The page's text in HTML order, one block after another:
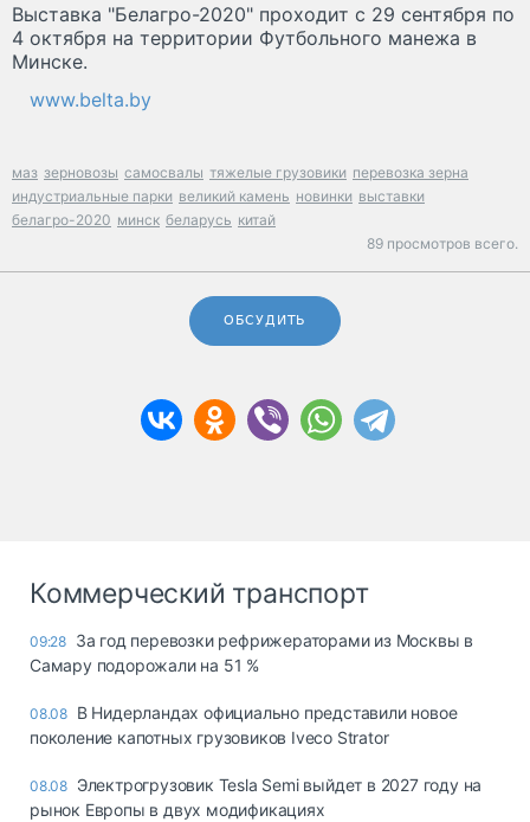
Выставка "Белагро-2020" проходит с 29 сентября по
4 октября на территории Футбольного манежа в
Минске.
www.belta.by
маз зерновозы самосвалы тяжелые грузовики перевозка зерна
индустриальные парки великий камень новинки выставки
белагро-2020 минск беларусь китай
89 просмотров всего.
ОБСУДИТЬ
Коммерческий транспорт
09:28 За год перевозки рефрижераторами из Москвы в
Самару подорожали на 51 %
08.08 В Нидерландах официально представили новое
поколение капотных грузовиков Iveco Strator
08.08 Электрогрузовик Tesla Semi выйдет в 2027 году на
рынок Европы в двух модификациях